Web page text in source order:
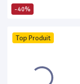
-40%
Top Produit